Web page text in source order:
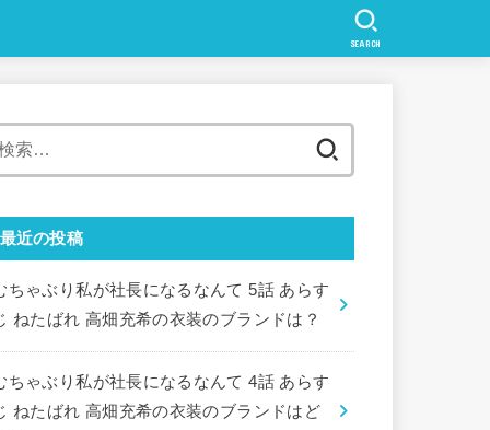
SEARCH
最近の投稿
ちゃぶり私が社長になるなんて 5話 あらす
ねたばれ 高畑充希の衣装のブランドは？
ちゃぶり私が社長になるなんて 4話 あらす
ねたばれ 高畑充希の衣装のブランドはど